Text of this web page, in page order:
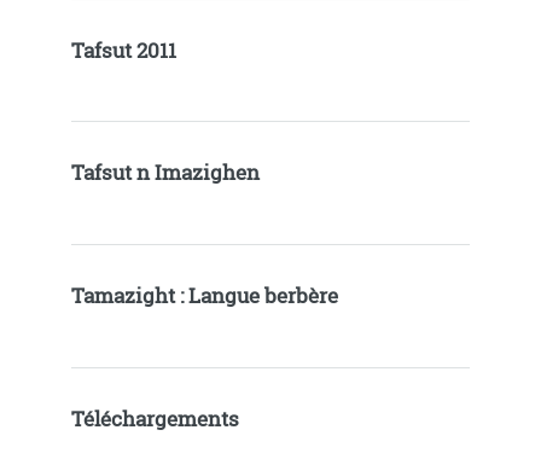
Tafsut 2011
Tafsut n Imazighen
Tamazight : Langue berbère
Téléchargements